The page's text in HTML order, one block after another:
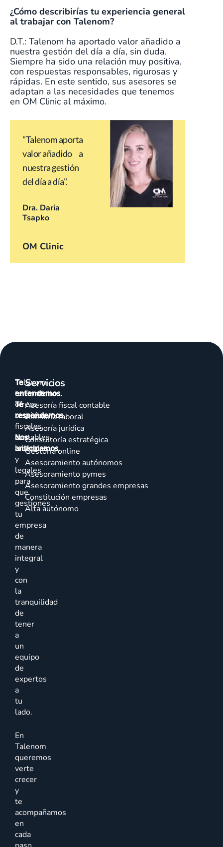
¿Cómo describirías tu experiencia general
al trabajar con Talenom?
D.T.: Talenom ha aportado valor añadido a
nuestra gestión del día a día, sin duda.
Siempre ha sido una relación muy positiva,
con respuestas responsables, rigurosas y
rápidas. En este sentido, sus asesores se
adaptan a las necesidades que tenemos
en OM Clinic al máximo.
"Talenom aporta
valor añadido a
nuestra gestión
del día a día".
Dra. Daria
Tsapko
OM Clinic
Talenom
te
ofrece
servicios
fiscales,
contables,
laborales
y
legales
para
que
gestiones
tu
empresa
de
manera
integral
y
con
la
tranquilidad
de
tener
a
un
equipo
de
expertos
a
tu
lado.
En
Talenom
queremos
verte
crecer
y
te
acompañamos
en
cada
Te
entendemos.
Te
respondemos.
Nos
anticipamos.
Servicios
Portfolio
Asesoría fiscal contable
Asesoría laboral
Asesoría jurídica
Consultoría estratégica
Gestoría online
Asesoramiento autónomos
Asesoramiento pymes
Asesoramiento grandes empresas
Constitución empresas
Alta autónomo